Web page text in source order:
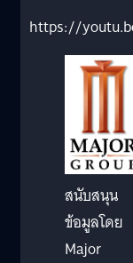
https://
สนับสนุน
ข้อมูลโดย
Major